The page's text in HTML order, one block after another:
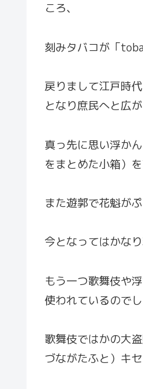
ころ、
刻みタバコが「
戻りまして江戸時
となり庶民へと広が
真っ先に思い浮か
をまとめた小箱）
また遊郭で花魁が
今となってはかな
もう一つ歌舞伎や
使われているのでし
歌舞伎ではかの大
づながたふと）キ